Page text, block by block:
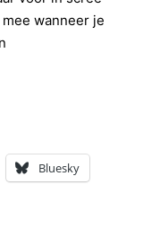
wanneer je
Bluesky